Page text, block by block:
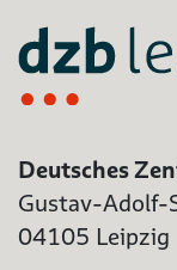
Deutsches
Gustav-Adolf-
04105 Leipzig